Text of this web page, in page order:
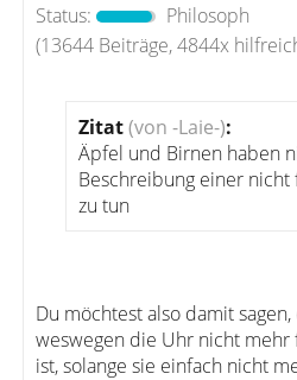
Status:
Philosoph
(13644 Beiträge, 4844x
Zitat(von -Laie-):
Äpfel und Birnen haben
Beschreibung einer
zu tun
Du möchtest also damit
weswegen die Uhr nicht
ist, solange sie einfach nicht